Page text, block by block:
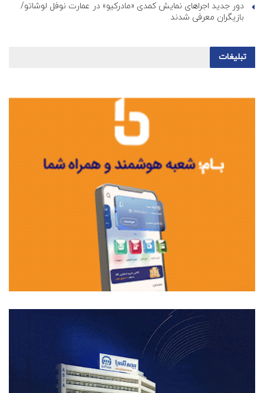
دور جدید اجراهای نمایش کمدی «مادرکیو» در عمارت نوفل لوشاتو/
بازیگران معرفی شدند
تبلیغات